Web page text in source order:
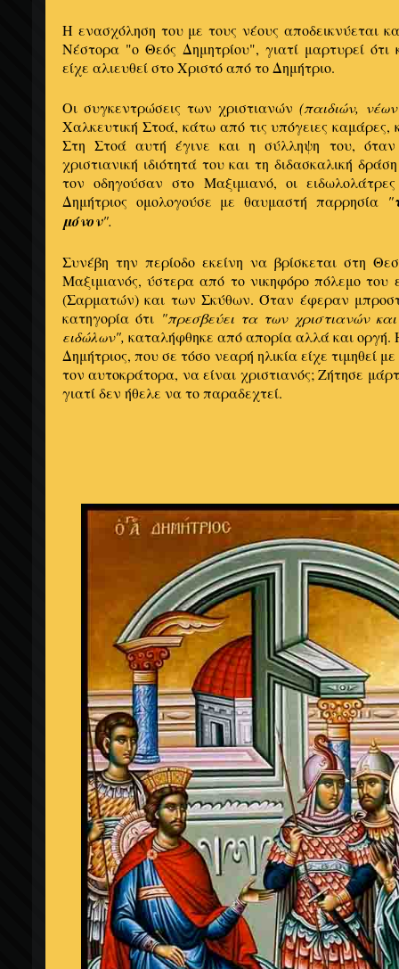
Η ενασχόληση του με τους νέους αποδεικνύεται
Νέστορα "ο Θεός Δημητρίου", γιατί μαρτυρεί ότι
είχε αλιευθεί στο Χριστό από το Δημήτριο.
Οι συγκεντρώσεις των χριστιανών (παιδιών,
Χαλκευτική Στοά, κάτω από τις υπόγειες
Στη Στοά αυτή έγινε και η σύλληψη του,
χριστιανική ιδιότητά του και τη διδασκαλική
τον οδηγούσαν στο Μαξιμιανό, οι
Δημήτριος ομολογούσε με θαυμαστή παρρησία "
μόνον".
Συνέβη την περίοδο εκείνη να βρίσκεται στη
Μαξιμιανός, ύστερα από το νικηφόρο πόλεμο
(Σαρματών) και των Σκύθων. Όταν έφεραν
κατηγορία ότι "πρεσβεύει τα των χριστιανών
ειδώλων", καταλήφθηκε από απορία αλλά και
Δημήτριος, που σε τόσο νεαρή ηλικία είχε τιμηθεί
τον αυτοκράτορα, να είναι χριστιανός; Ζήτησε
γιατί δεν ήθελε να το παραδεχτεί.